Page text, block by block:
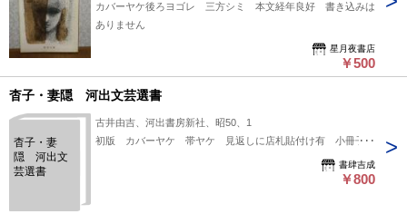
カバーヤケ後ろヨゴレ 三方シミ 本文経年良好 書き込みは
ありません
星月夜書店
￥500
杳子・妻隠 河出文芸選書
杳子・妻
隠 河出文
芸選書
古井由吉、河出書房新社、昭50、1
初版 カバーヤケ 帯ヤケ 見返しに店札貼付け有 小冊子付
書肆吉成
￥800